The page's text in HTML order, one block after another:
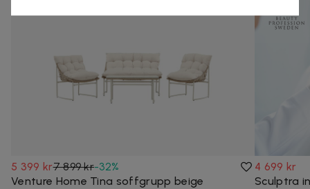
5 399 kr7 899 kr-32%
Venture Home Tina soffgrupp beige
4 699 kr
Sculptra